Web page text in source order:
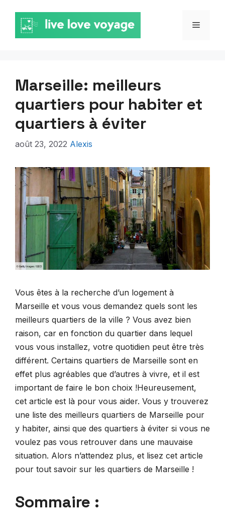
contenu
MENU
Marseille: meilleurs
quartiers pour habiter et
quartiers à éviter
août 23, 2022 Alexis
Vous êtes à la recherche d’un logement à
Marseille et vous vous demandez quels sont les
meilleurs quartiers de la ville ? Vous avez bien
raison, car en fonction du quartier dans lequel
vous vous installez, votre quotidien peut être très
différent. Certains quartiers de Marseille sont en
effet plus agréables que d’autres à vivre, et il est
important de faire le bon choix !Heureusement,
cet article est là pour vous aider. Vous y trouverez
une liste des meilleurs quartiers de Marseille pour
y habiter, ainsi que des quartiers à éviter si vous ne
voulez pas vous retrouver dans une mauvaise
situation. Alors n’attendez plus, et lisez cet article
pour tout savoir sur les quartiers de Marseille !
Sommaire :